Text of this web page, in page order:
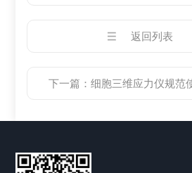
返回列表
下一篇：细胞三维应力仪规范使用方法